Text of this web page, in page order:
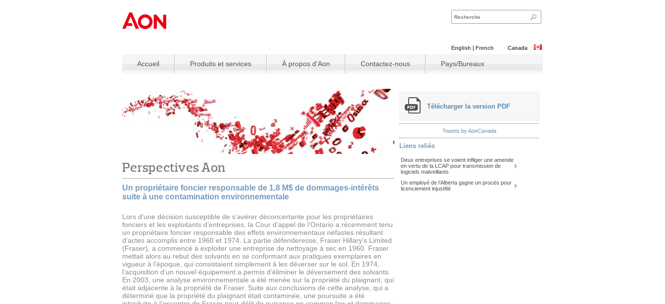
English | French Canada
Accueil Produits et services À propos d'Aon Contactez-nous Pays/Bureaux
Perspectives Aon
Un propriétaire foncier responsable de 1,8 M$ de dommages-intérêts
suite à une contamination environnementale
Lors d’une décision susceptible de s’avérer déconcertante pour les propriétaires
fonciers et les exploitants d’entreprises, la Cour d’appel de l’Ontario a récemment tenu
un propriétaire foncier responsable des effets environnementaux néfastes résultant
d’actes accomplis entre 1960 et 1974. La partie défenderesse, Fraser Hillary’s Limited
(Fraser), a commencé à exploiter une entreprise de nettoyage à sec en 1960. Fraser
mettait alors au rebut des solvants en se conformant aux pratiques exemplaires en
vigueur à l’époque, qui consistaient simplement à les déverser sur le sol. En 1974,
l’acquisition d’un nouvel équipement a permis d’éliminer le déversement des solvants.
En 2003, une analyse environnementale a été menée sur la propriété du plaignant, qui
était adjacente à la propriété de Fraser. Suite aux conclusions de cette analyse, qui a
déterminé que la propriété du plaignant était contaminée, une poursuite a été
Télécharger la version PDF
Tweets by AonCanada
Liens reliés
Deux entreprises se voient infliger une amende
en vertu de la LCAP pour transmission de
logiciels malveillants
Un employé de l’Alberta gagne un procès pour
licenciement injustifié